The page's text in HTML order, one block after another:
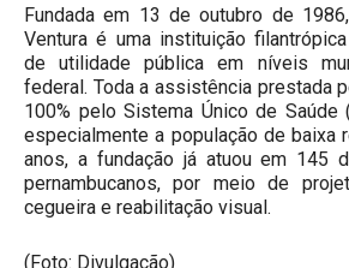
Fundada em 13 de outubro de
Ventura é uma instituição
de utilidade pública em níveis
federal. Toda a assistência prestada
100% pelo Sistema Único de Saúde
especialmente a população de baixa
anos, a fundação já atuou em 145
pernambucanos, por meio de
cegueira e reabilitação visual.
(Foto: Divulgação)